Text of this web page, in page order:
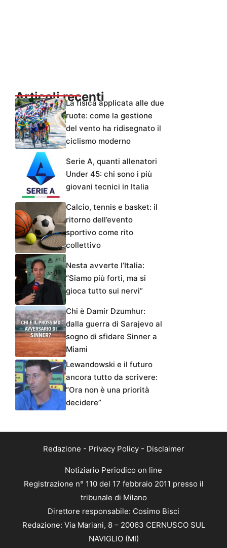
Articoli recentiLa fisica applicata alle due
ruote: come la gestione
del vento ha ridisegnato il
ciclismo moderno
Serie A, quanti allenatori
Under 45: chi sono i più
giovani tecnici in Italia
Calcio, tennis e basket: il
ritorno dell’evento
sportivo come rito
collettivo
Nesta avverte l’Italia:
“Siamo più forti, ma si
gioca tutto sui nervi”
Chi è Damir Dzumhur:
dalla guerra di Sarajevo al
sogno di sfidare Sinner a
Miami
Lewandowski e il futuro
ancora tutto da scrivere:
“Ora non è una priorità
decidere”
Redazione - Privacy Policy- Disclaimer
Notiziario Periodico on line
Registrazione n° 110 del 17 febbraio 2011 presso il
tribunale di Milano
Direttore responsabile: Cosimo Bisci
Redazione: Via Mariani, 8 – 20063 CERNUSCO SUL
NAVIGLIO (MI)